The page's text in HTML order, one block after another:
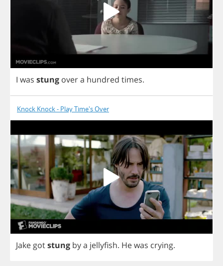
I was stung overa hundred times.
Knock Knock - Play Time's Over
Jakegotstung bya jellyfish. Hewas crying.